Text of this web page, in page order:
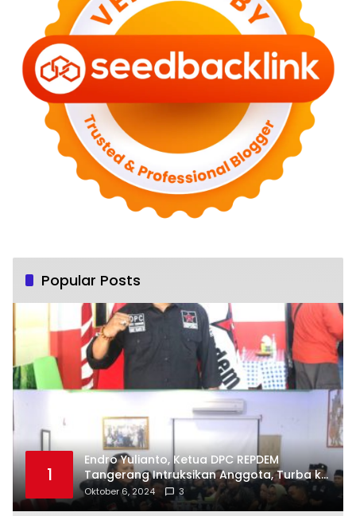
Popular Posts
1
Endro Yulianto, Ketua DPC REPDEM
Tangerang Intruksikan Anggota, Turba ke
Masyarakat Dan Jalani Apa Yang di
Putuskan RAKERCABSUS
Oktober 6, 2024 3